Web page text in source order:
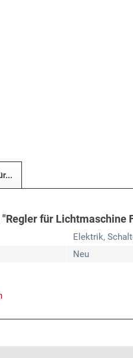
für Lichtmaschine
Elektrik,
Neu